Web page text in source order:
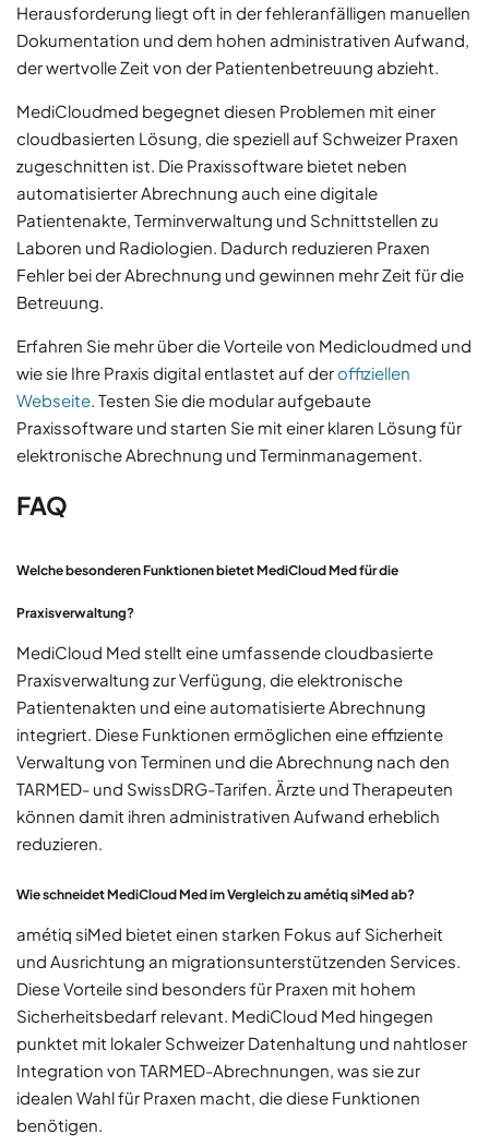
Herausforderung liegt oft in der fehleranfälligen manuellen
Dokumentation und dem hohen administrativen Aufwand,
der wertvolle Zeit von der Patientenbetreuung abzieht.
MediCloudmed begegnet diesen Problemen mit einer
cloudbasierten Lösung, die speziell auf Schweizer Praxen
zugeschnitten ist. Die Praxissoftware bietet neben
automatisierter Abrechnung auch eine digitale
Patientenakte, Terminverwaltung und Schnittstellen zu
Laboren und Radiologien. Dadurch reduzieren Praxen
Fehler bei der Abrechnung und gewinnen mehr Zeit für die
Betreuung.
Erfahren Sie mehr über die Vorteile von Medicloudmed und
wie sie Ihre Praxis digital entlastet auf deroffiziellen
Webseite . Testen Sie die modular aufgebaute
Praxissoftware und starten Sie mit einer klaren Lösung für
elektronische Abrechnung und Terminmanagement.
FAQ
Welche besonderen Funktionen bietet MediCloud Med für die
Praxisverwaltung?
MediCloud Med stellt eine umfassende cloudbasierte
Praxisverwaltung zur Verfügung, die elektronische
Patientenakten und eine automatisierte Abrechnung
integriert. Diese Funktionen ermöglichen eine effiziente
Verwaltung von Terminen und die Abrechnung nach den
TARMED- und SwissDRG-Tarifen. Ärzte und Therapeuten
können damit ihren administrativen Aufwand erheblich
reduzieren.
Wie schneidet MediCloud Med im Vergleich zu amétiq siMed ab?
amétiq siMed bietet einen starken Fokus auf Sicherheit
und Ausrichtung an migrationsunterstützenden Services.
Diese Vorteile sind besonders für Praxen mit hohem
Sicherheitsbedarf relevant. MediCloud Med hingegen
punktet mit lokaler Schweizer Datenhaltung und nahtloser
Integration von TARMED-Abrechnungen, was sie zur
idealen Wahl für Praxen macht, die diese Funktionen
benötigen.